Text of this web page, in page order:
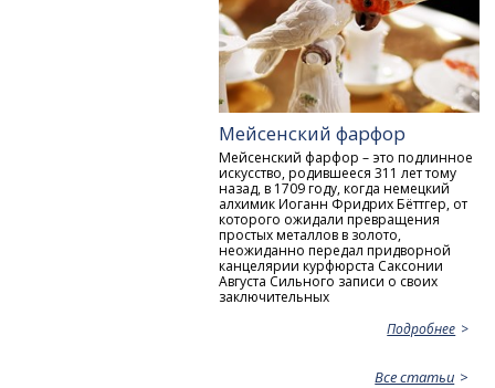
Мейсенский фарфор
Мейсенский фарфор – это подлинное
искусство, родившееся 311 лет тому
назад, в 1709 году, когда немецкий
алхимик Иоганн Фридрих Бёттгер, от
которого ожидали превращения
простых металлов в золото,
неожиданно передал придворной
канцелярии курфюрста Саксонии
Aвгуста Сильного записи о своих
заключительных
Подробнее
Все статьи